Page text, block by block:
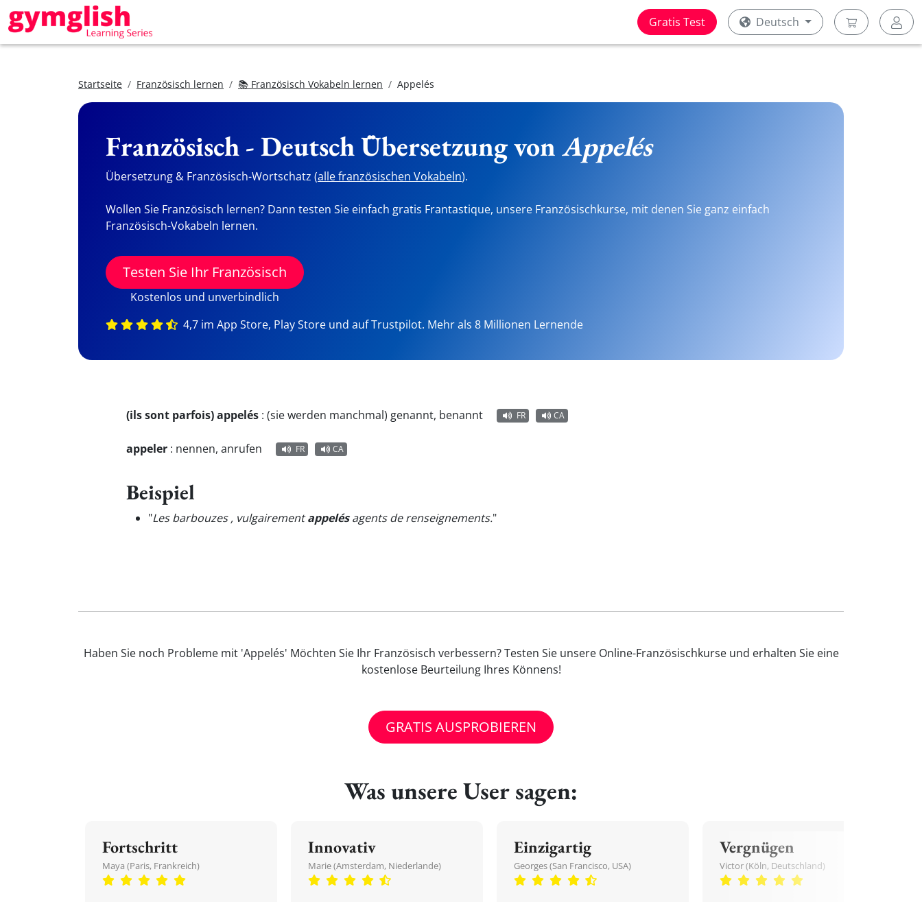
Gratis Test Deutsch
Startseite Französisch lernen 📚 Französisch Vokabeln lernen Appelés
Französisch - Deutsch Übersetzung vonAppelés
Übersetzung & Französisch-Wortschatz (alle französischen Vokabeln).
Wollen Sie Französisch lernen? Dann testen Sie einfach gratis Frantastique, unsere Französischkurse, mit denen Sie ganz einfach
Französisch-Vokabeln lernen.
Testen Sie Ihr Französisch
Kostenlos und unverbindlich
4,7 im App Store, Play Store und auf Trustpilot. Mehr als 8 Millionen Lernende
(ils sont parfois) appelés : (sie werden manchmal) genannt, benannt FR CA
appeler : nennen, anrufen FR CA
Beispiel
"Les barbouzes , vulgairementappelésagents de renseignements."
Haben Sie noch Probleme mit 'Appelés' Möchten Sie Ihr Französisch verbessern? Testen Sie unsere Online-Französischkurse und erhalten Sie eine
kostenlose Beurteilung Ihres Könnens!
GRATIS AUSPROBIEREN
Was unsere User sagen:
Fortschritt
Maya (Paris, Frankreich)
Innovativ
Marie (Amsterdam, Niederlande)
Einzigartig
Georges (San Francisco, USA)
Vergnügen
Victor (Köln, Deutschland)